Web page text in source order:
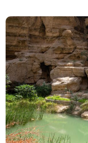
m
e
n
t
a
v
o
i